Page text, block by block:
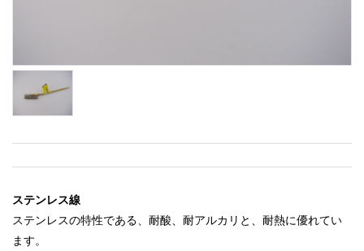
ステンレス線
ステンレスの特性である、耐酸、耐アルカリと、耐熱に優れてい
ます。